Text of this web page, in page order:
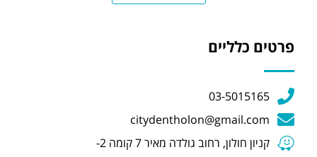
פרטים כלליים
03-5015165
citydentholon@gmail.com
קניון חולון, רחוב גולדה מאיר 7 קומה 2-